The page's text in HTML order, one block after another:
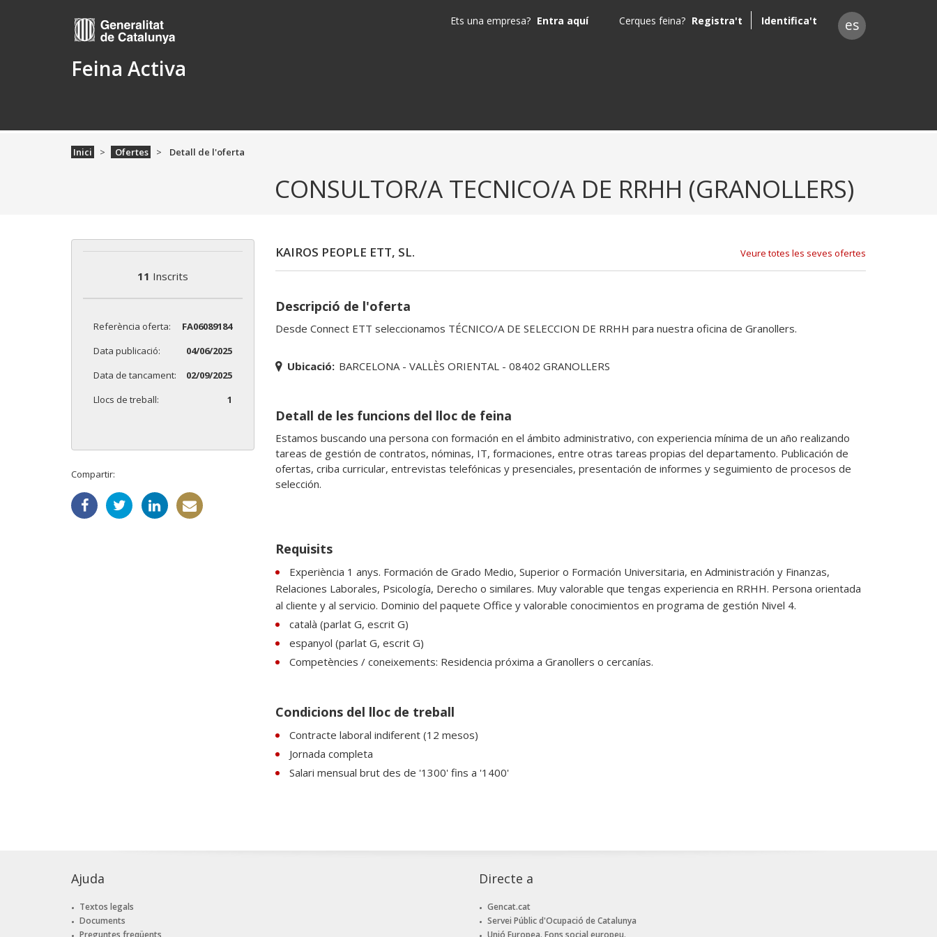
Feina Activa
Ets una empresa? Entra aquí Cerques feina? Registra't Identifica't es
Inici Ofertes Detall de l'oferta
CONSULTOR/A TECNICO/A DE RRHH (GRANOLLERS)
11 Inscrits
Referència oferta:
FA06089184
Data publicació:
04/06/2025
Data de tancament:
02/09/2025
Llocs de treball:
1
Compartir:
KAIROS PEOPLE ETT, SL. Veure totes les seves ofertes
Descripció de l'oferta
Desde Connect ETT seleccionamos TÉCNICO/A DE SELECCION DE RRHH para nuestra oficina de Granollers.
Ubicació: BARCELONA - VALLÈS ORIENTAL - 08402 GRANOLLERS
Detall de les funcions del lloc de feina
Estamos buscando una persona con formación en el ámbito administrativo, con experiencia mínima de un año realizando
tareas de gestión de contratos, nóminas, IT, formaciones, entre otras tareas propias del departamento. Publicación de
ofertas, criba curricular, entrevistas telefónicas y presenciales, presentación de informes y seguimiento de procesos de
selección.
Requisits
Experiència 1 anys. Formación de Grado Medio, Superior o Formación Universitaria, en Administración y Finanzas,
Relaciones Laborales, Psicología, Derecho o similares. Muy valorable que tengas experiencia en RRHH. Persona orientada
al cliente y al servicio. Dominio del paquete Office y valorable conocimientos en programa de gestión Nivel 4.
català (parlat G, escrit G)
espanyol (parlat G, escrit G)
Competències / coneixements: Residencia próxima a Granollers o cercanías.
Condicions del lloc de treball
Contracte laboral indiferent (12 mesos)
Jornada completa
Salari mensual brut des de '1300' fins a '1400'
Ajuda
Textos legals
Documents
Preguntes freqüents
Directe a
Gencat.cat
Servei Públic d'Ocupació de Catalunya
Unió Europea. Fons social europeu.